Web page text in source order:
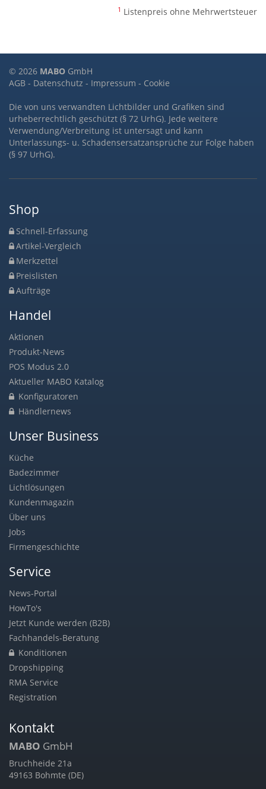
1 Listenpreis ohne Mehrwertsteuer
© 2026 MABO GmbH
AGB - Datenschutz - Impressum - Cookie
Die von uns verwandten Lichtbilder und Grafiken sind
urheberrechtlich geschützt (§ 72 UrhG). Jede weitere
Verwendung/Verbreitung ist untersagt und kann
Unterlassungs- u. Schadensersatzansprüche zur Folge haben
(§ 97 UrhG).
Shop
Schnell-Erfassung
Artikel-Vergleich
Merkzettel
Preislisten
Aufträge
Handel
Aktionen
Produkt-News
POS Modus 2.0
Aktueller MABO Katalog
Konfiguratoren
Händlernews
Unser Business
Küche
Badezimmer
Lichtlösungen
Kundenmagazin
Über uns
Jobs
Firmengeschichte
Service
News-Portal
HowTo's
Jetzt Kunde werden (B2B)
Fachhandels-Beratung
Konditionen
Dropshipping
RMA Service
Registration
Kontakt
MABO GmbH
Bruchheide 21a
49163 Bohmte (DE)